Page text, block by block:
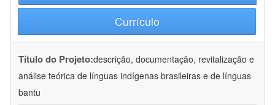
Currículo
Título do Projeto:descrição, documentação, revitalização e
análise teórica de línguas indígenas brasileiras e de línguas
bantu